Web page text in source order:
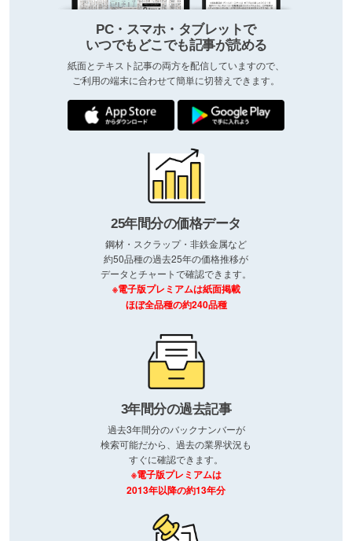
PC・スマホ・タブレットで
いつでもどこでも記事が読める
紙面とテキスト記事の両方を配信していますので、
ご利用の端末に合わせて簡単に切替えできます。
25年間分の価格データ
鋼材・スクラップ・非鉄金属など
約50品種の過去25年の価格推移が
データとチャートで確認できます。
※電子版プレミアムは紙面掲載
ほぼ全品種の約240品種
3年間分の過去記事
過去3年間分のバックナンバーが
検索可能だから、過去の業界状況も
すぐに確認できます。
※電子版プレミアムは
2013年以降の約13年分